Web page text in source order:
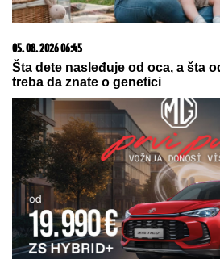
09. 07. 2026 09:20
Komfor po meri klijenata: nova
banke